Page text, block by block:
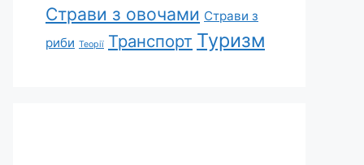
Страви з овочами Страви з
риби Теорії Транспорт Туризм